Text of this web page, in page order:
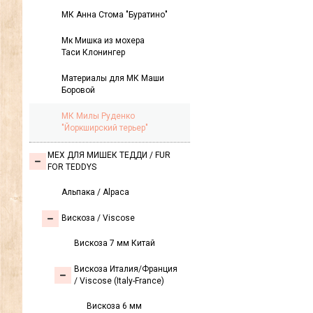
МК Анна Стома "Буратино"
Мк Мишка из мохера
Таси Клонингер
Материалы для МК Маши
Боровой
МК Милы Руденко
"Йоркширский терьер"
МЕХ ДЛЯ МИШЕК ТЕДДИ / FUR
FOR TEDDYS
Альпака / Alpaca
Вискоза / Viscose
Вискоза 7 мм Китай
Вискоза Италия/Франция
/ Viscose (Italy-France)
Вискоза 6 мм